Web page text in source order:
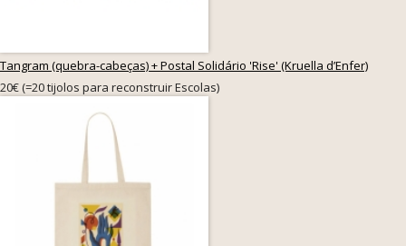
Tangram (quebra-cabeças) + Postal Solidário 'Rise' (Kruella d’Enfer)
20€ (=20 tijolos para reconstruir Escolas)